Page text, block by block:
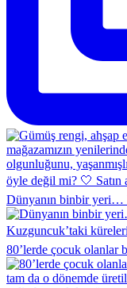
Dünyanın binbir yeri…
80’lerde çocuk olanlar